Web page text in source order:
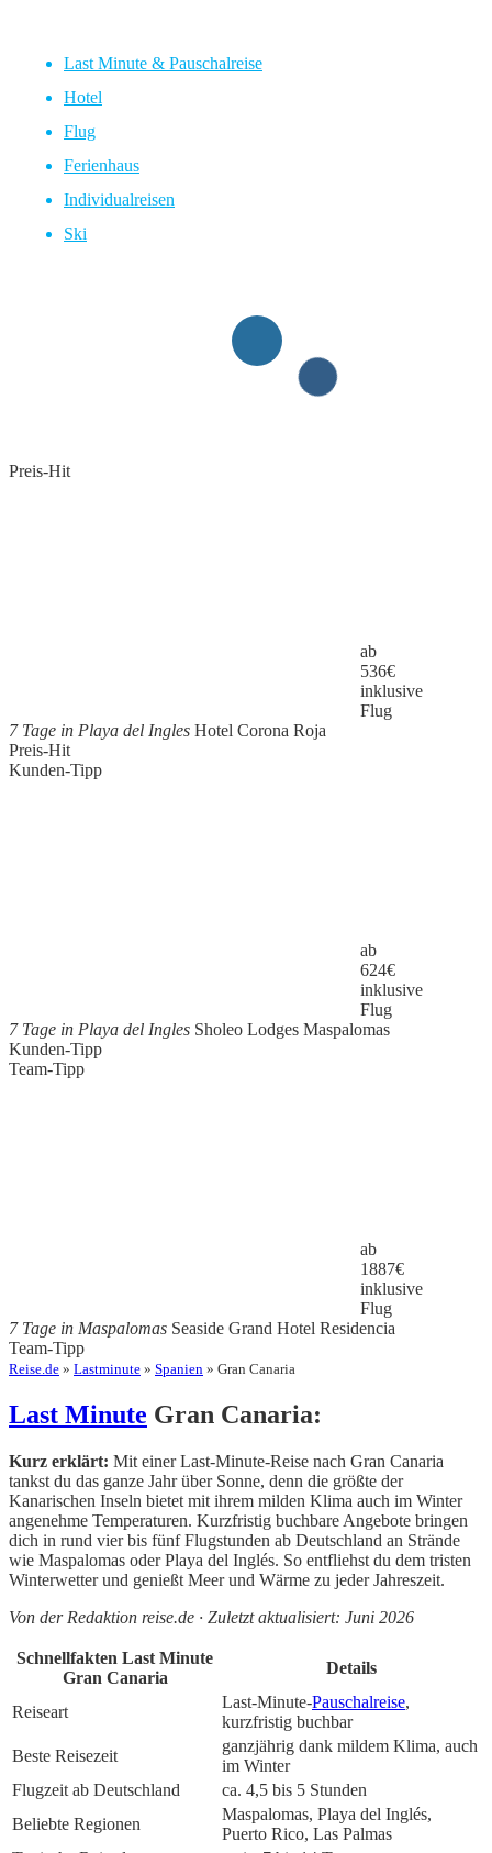
Last Minute & Pauschalreise
Hotel
Flug
Ferienhaus
Individualreisen
Ski
Preis-Hit
ab
536€
inklusive
Flug
7 Tage in Playa del Ingles Hotel Corona Roja
Preis-Hit
Kunden-Tipp
ab
624€
inklusive
Flug
7 Tage in Playa del Ingles Sholeo Lodges Maspalomas
Kunden-Tipp
Team-Tipp
ab
1887€
inklusive
Flug
7 Tage in Maspalomas Seaside Grand Hotel Residencia
Team-Tipp
Reise.de » Lastminute » Spanien » Gran Canaria
Last Minute Gran Canaria:
Kurz erklärt: Mit einer Last-Minute-Reise nach Gran Canaria
tankst du das ganze Jahr über Sonne, denn die größte der
Kanarischen Inseln bietet mit ihrem milden Klima auch im Winter
angenehme Temperaturen. Kurzfristig buchbare Angebote bringen
dich in rund vier bis fünf Flugstunden ab Deutschland an Strände
wie Maspalomas oder Playa del Inglés. So entfliehst du dem tristen
Winterwetter und genießt Meer und Wärme zu jeder Jahreszeit.
Von der Redaktion reise.de · Zuletzt aktualisiert: Juni 2026
Schnellfakten Last Minute
Gran Canaria
Details
Reiseart
Last-Minute-Pauschalreise,
kurzfristig buchbar
Beste Reisezeit
ganzjährig dank mildem Klima, auch
im Winter
Flugzeit ab Deutschland
ca. 4,5 bis 5 Stunden
Beliebte Regionen
Maspalomas, Playa del Inglés,
Puerto Rico, Las Palmas